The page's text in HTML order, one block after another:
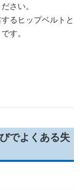
さい。
るヒップベルトと
す。
でよくある失